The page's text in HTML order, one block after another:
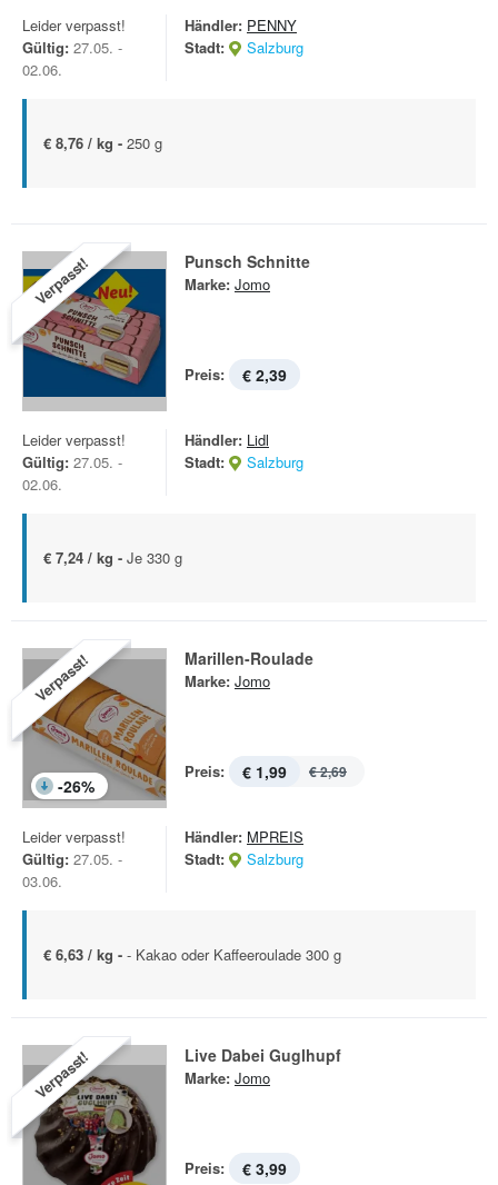
Leider verpasst!
Gültig: 27.05. -
02.06.
Händler: PENNY
Stadt:
Salzburg
€ 8,76 / kg - 250 g
Verpasst! Punsch Schnitte
Marke: Jomo
Preis: € 2,39
Leider verpasst!
Gültig: 27.05. -
02.06.
Händler: Lidl
Stadt:
Salzburg
€ 7,24 / kg - Je 330 g
Verpasst!
-26%
Marillen-Roulade
Marke: Jomo
Preis: € 1,99 € 2,69
Leider verpasst!
Gültig: 27.05. -
03.06.
Händler: MPREIS
Stadt:
Salzburg
€ 6,63 / kg - - Kakao oder Kaffeeroulade 300 g
Verpasst! Live Dabei Guglhupf
Marke: Jomo
Preis: € 3,99